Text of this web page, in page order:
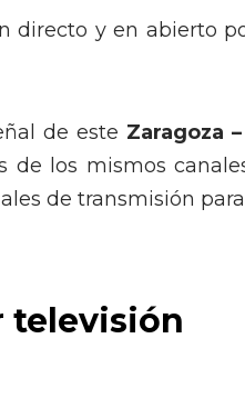
directo y en abierto
de este Zaragoza –
de los mismos
de transmisión
televisión